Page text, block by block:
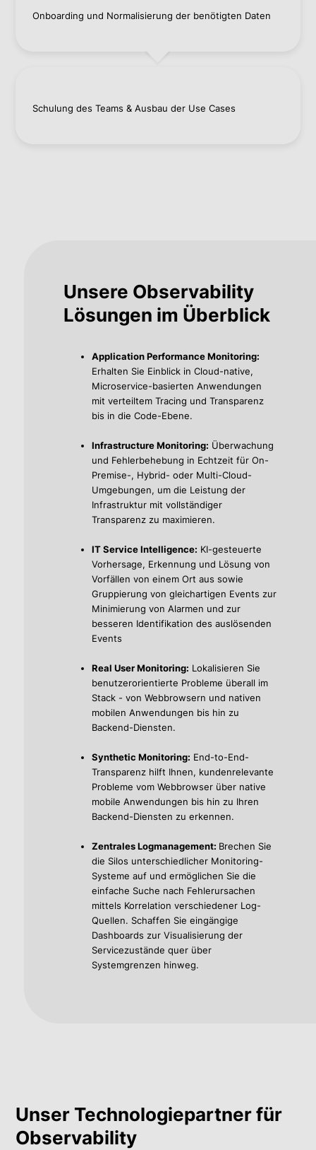
Onboarding und Normalisierung der benötigten Daten
Schulung des Teams & Ausbau der Use Cases
Unsere Observability
Lösungen im Überblick
Application Performance Monitoring:
Erhalten Sie Einblick in Cloud-native,
Microservice-basierten Anwendungen
mit verteiltem Tracing und Transparenz
bis in die Code-Ebene.
Infrastructure Monitoring: Überwachung
und Fehlerbehebung in Echtzeit für On-
Premise-, Hybrid- oder Multi-Cloud-
Umgebungen, um die Leistung der
Infrastruktur mit vollständiger
Transparenz zu maximieren.
IT Service Intelligence: KI-gesteuerte
Vorhersage, Erkennung und Lösung von
Vorfällen von einem Ort aus sowie
Gruppierung von gleichartigen Events zur
Minimierung von Alarmen und zur
besseren Identifikation des auslösenden
Events
Real User Monitoring: Lokalisieren Sie
benutzerorientierte Probleme überall im
Stack - von Webbrowsern und nativen
mobilen Anwendungen bis hin zu
Backend-Diensten.
Synthetic Monitoring: End-to-End-
Transparenz hilft Ihnen, kundenrelevante
Probleme vom Webbrowser über native
mobile Anwendungen bis hin zu Ihren
Backend-Diensten zu erkennen.
Zentrales Logmanagement: Brechen Sie
die Silos unterschiedlicher Monitoring-
Systeme auf und ermöglichen Sie die
einfache Suche nach Fehlerursachen
mittels Korrelation verschiedener Log-
Quellen. Schaffen Sie eingängige
Dashboards zur Visualisierung der
Servicezustände quer über
Systemgrenzen hinweg.
Unser Technologiepartner für
Observability